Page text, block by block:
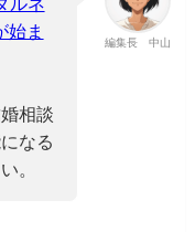
編集長 中山
始ま
相談
なる
。